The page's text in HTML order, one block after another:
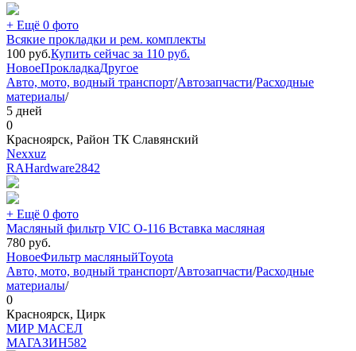
+ Ещё 0 фото
Всякие прокладки и рем. комплекты
100 руб.Купить сейчас за 110 руб.
НовоеПрокладкаДругое
Авто, мото, водный транспорт/Автозапчасти/Расходные
материалы/
5 дней
0
Красноярск, Район ТК Славянский
Nexxuz
RAHardware2842
+ Ещё 0 фото
Масляный фильтр VIC О-116 Вставка масляная
780 руб.
НовоеФильтр масляныйToyota
Авто, мото, водный транспорт/Автозапчасти/Расходные
материалы/
0
Красноярск, Цирк
МИР МАСЕЛ
МАГАЗИН582